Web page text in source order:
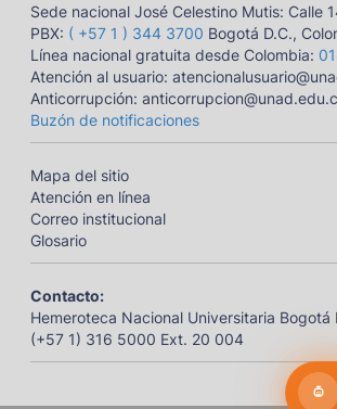
Sede nacional José Celestino Mutis: Calle
PBX: ( +57 1 ) 344 3700 Bogotá D.C.,
Línea nacional gratuita desde Colombia:
Atención al usuario:
Anticorrupción:
Buzón de notificaciones
Mapa del sitio
Atención en línea
Correo institucional
Glosario
Contacto:
Hemeroteca Nacional Universitaria Bogotá
(+57 1) 316 5000 Ext. 20 004